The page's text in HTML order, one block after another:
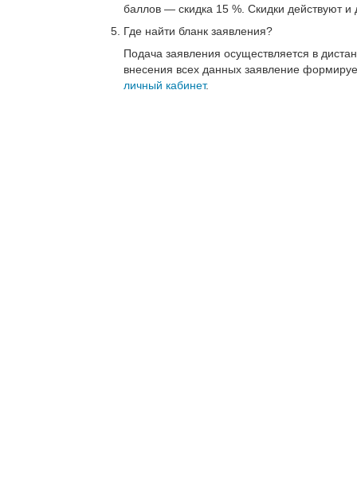
баллов — скидка 15 %. Скидки действуют
Где найти бланк заявления?
Подача заявления осуществляется в
внесения всех данных заявление
личный кабинет.